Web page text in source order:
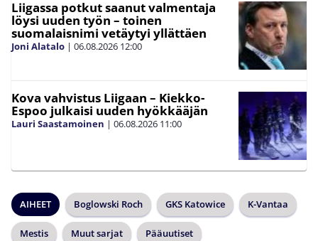
Liigassa potkut saanut valmentaja
löysi uuden työn – toinen
suomalaisnimi vetäytyi yllättäen
Joni Alatalo | 06.08.2026 12:00
Kova vahvistus Liigaan – Kiekko-
Espoo julkaisi uuden hyökkääjän
Lauri Saastamoinen | 06.08.2026 11:00
AIHEET Boglowski Roch GKS Katowice K-Vantaa
Mestis Muut sarjat Pääuutiset